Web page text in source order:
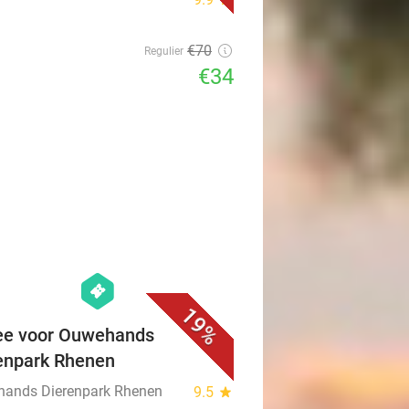
Regulier €70
€34
19%
hexagon
events
voor Ouwehands
Rhenen
Dierenpark Rhenen 9.5 star